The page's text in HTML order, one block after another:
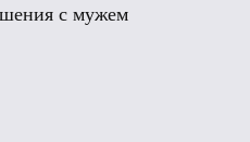
с мужем